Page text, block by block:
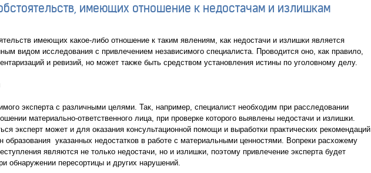
имеющих отношение к недостачам и излишкам
имеющих какое-либо отношение к таким явлениям, как недостачи и излишки является
видом исследования с привлечением независимого специалиста. Проводится оно, как правило,
и ревизий, но может также быть средством установления истины по уголовному делу.
эксперта с различными целями. Так, например, специалист необходим при расследовании
материально-ответственного лица, при проверке которого выявлены недостачи и излишки.
эксперт может и для оказания консультационной помощи и выработки практических рекомендаций
образования указанных недостатков в работе с материальными ценностями. Вопреки расхожему
являются не только недостачи, но и излишки, поэтому привлечение эксперта будет
обнаружении пересортицы и других нарушений.